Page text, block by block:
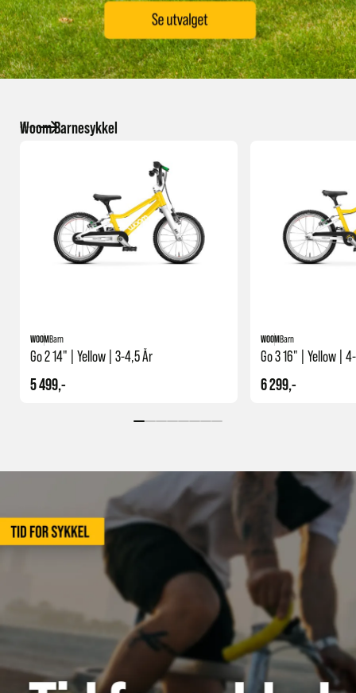
Woom Barnesykkel
WOOMBarn
Go 2 14" | Yellow | 3-4,5 År
5 499,-
WOOMBarn
Go 3 16" | Yellow |
6 299,-